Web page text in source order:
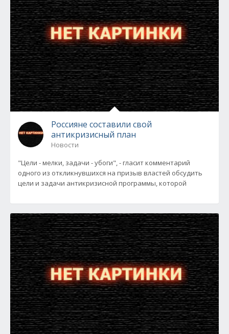
Россияне составили свой
антикризисный план
Новости
"Цели - мелки, задачи - убоги", - гласит комментарий
одного из откликнувшихся на призыв властей обсудить
цели и задачи антикризисной программы, которой